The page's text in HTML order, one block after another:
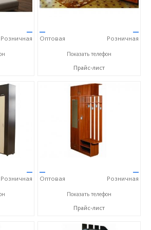
—
Розничная
—
Оптовая
—
Розничная
+7 (812) 327-78-92
Показать телефон
Прайс-лист
—
Розничная
—
Оптовая
—
Розничная
+7 (812) 327-78-92
Показать телефон
Прайс-лист